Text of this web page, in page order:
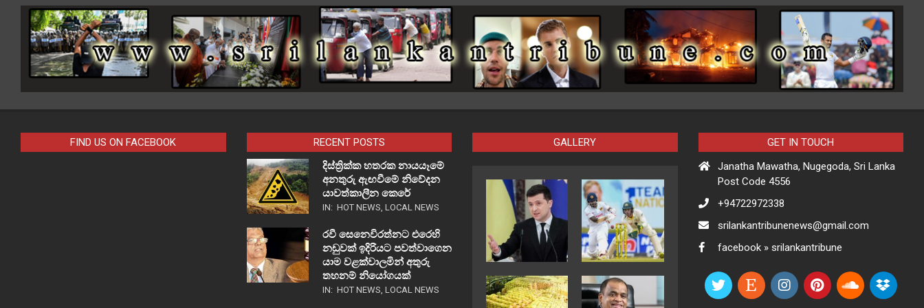
FIND US ON FACEBOOK
RECENT POSTS
දිස්ත්‍රික්ක හතරක නායයෑමේ
අනතුරු ඇඟවීමේ නිවේදන
යාවත්කාලීන කෙරේ
IN: HOT NEWS, LOCAL NEWS
රවී සෙනෙවිරත්නට එරෙහි
නඩුවක් ඉදිරියට පවත්වාගෙන
යාම වළක්වාලමින් අතුරු
තහනම් නියෝගයක්
IN: HOT NEWS, LOCAL NEWS
GALLERY
GET IN TOUCH
Janatha Mawatha, Nugegoda, Sri Lanka
Post Code 4556
+94722972338
srilankantribunenews@gmail.com
facebook » srilankantribune